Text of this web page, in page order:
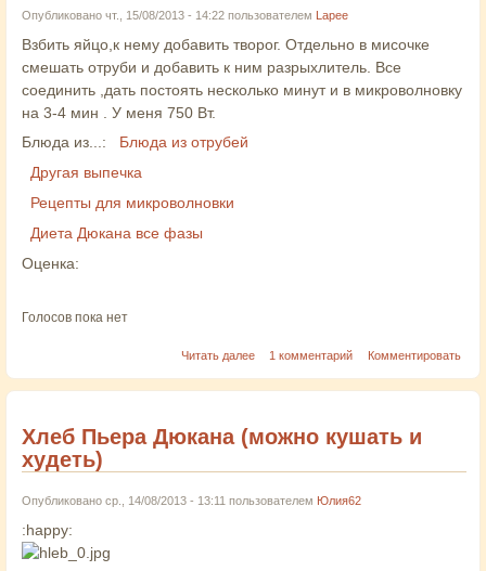
Опубликовано чт., 15/08/2013 - 14:22 пользователем Lapee
Взбить яйцо,к нему добавить творог. Отдельно в мисочке
смешать отруби и добавить к ним разрыхлитель. Все
соединить ,дать постоять несколько минут и в микроволновку
на 3-4 мин . У меня 750 Вт.
Блюда из...:
Блюда из отрубей
Другая выпечка
Рецепты для микроволновки
Диета Дюкана все фазы
Оценка:
Голосов пока нет
Читать далее 1 комментарий Комментировать
Хлеб Пьера Дюкана (можно кушать и
худеть)
Опубликовано ср., 14/08/2013 - 13:11 пользователем Юлия62
:happy: